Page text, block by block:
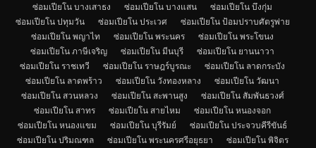
ซ่อมเปียโน บางเสาธง
ซ่อมเปียโน บางแสน
ซ่อมเปียโน บึงกุ่ม
ซ่อมเปียโน ปทุมวัน
ซ่อมเปียโน ประเวศ
ซ่อมเปียโน ป้อมปราบศัตรูพ่าย
ซ่อมเปียโน พญาไท
ซ่อมเปียโน พระนคร
ซ่อมเปียโน พระโขนง
ซ่อมเปียโน ภาษีเจริญ
ซ่อมเปียโน มีนบุรี
ซ่อมเปียโน ยานนาวา
ซ่อมเปียโน ราชเทวี
ซ่อมเปียโน ราษฎร์บูรณะ
ซ่อมเปียโน ลาดกระบัง
ซ่อมเปียโน ลาดพร้าว
ซ่อมเปียโน วังทองหลาง
ซ่อมเปียโน วัฒนา
ซ่อมเปียโน สวนหลวง
ซ่อมเปียโน สะพานสูง
ซ่อมเปียโน สัมพันธวงศ์
ซ่อมเปียโน สาทร
ซ่อมเปียโน สายไหม
ซ่อมเปียโน หนองจอก
ซ่อมเปียโน หนองแขม
ซ่อมเปียโน บุรีรัมย์
ซ่อมเปียโน ประจวบคีรีขันธ์
ซ่อมเปียโน ปริมณฑล
ซ่อมเปียโน พระนครศรีอยุธยา ซ่อมเปียโน พิจิตร